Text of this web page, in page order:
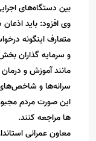
بین دستگاه‌های
وی افزود: باید
متعارف اینگونه
و سرمایه گذاران
مانند آموزش و
سرانه‌ها و
این صورت مردم
ها مراجعه کنند.
معاون عمرانی